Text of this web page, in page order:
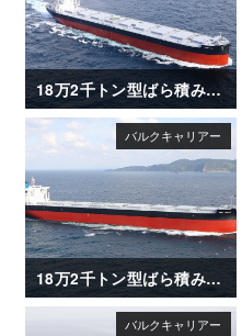
18万2千トン型ばら積み運搬船「CAPT G」
18万2千トン型ばら積み運搬船「CAPT TASOS」